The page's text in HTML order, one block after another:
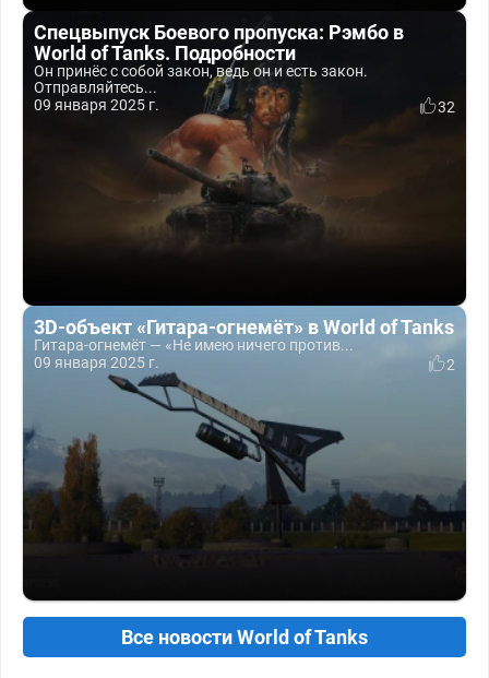
Спецвыпуск Боевого пропуска: Рэмбо в
World of Tanks. Подробности
Он принёс с собой закон, ведь он и есть закон.
Отправляйтесь...
09 января 2025 г.
32
3D-объект «Гитара-огнемёт» в World of Tanks
Гитара-огнемёт — «Не имею ничего против...
09 января 2025 г.
2
Все новости World of Tanks